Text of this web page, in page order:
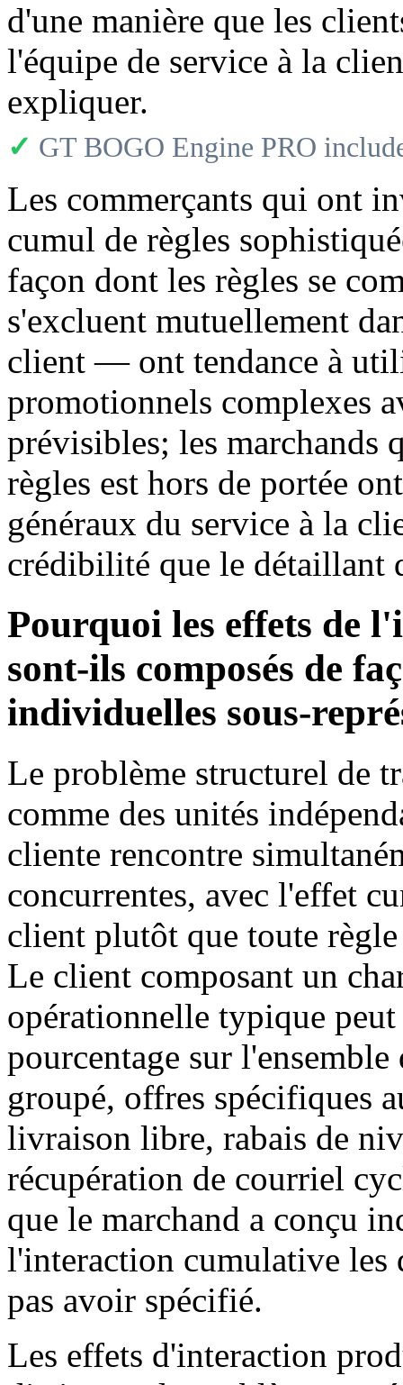
d'une manière que les
l'équipe de service à la
expliquer.
✓ GT BOGO Engine PRO
Les commerçants qui ont
cumul de règles
façon dont les règles se
s'excluent mutuellement
client — ont tendance à
promotionnels complexes
prévisibles; les marchands
règles est hors de portée
généraux du service à la
crédibilité que le détaillant
Pourquoi les effets de
sont-ils composés de
individuelles sous-
Le problème structurel de
comme des unités
cliente rencontre
concurrentes, avec l'effet
client plutôt que toute
Le client composant un
opérationnelle typique peut
pourcentage sur
groupé, offres spécifiques
livraison libre, rabais de
récupération de courriel
que le marchand a conçu
l'interaction cumulative les
pas avoir spécifié.
Les effets d'interaction